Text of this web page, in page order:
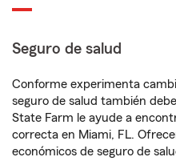
Seguro de salud
Conforme experimenta
seguro de salud también
State Farm le ayude a
correcta en Miami, FL.
económicos de seguro de